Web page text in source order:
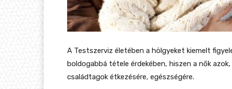
A Testszerviz életében a hölgyeket kiemelt
boldogabbá tétele érdekében, hiszen a nők
családtagok étkezésére, egészségére.